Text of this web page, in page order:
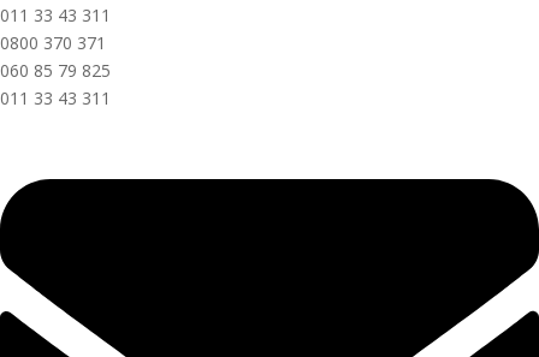
011 33 43 311
0800 370 371
060 85 79 825
011 33 43 311